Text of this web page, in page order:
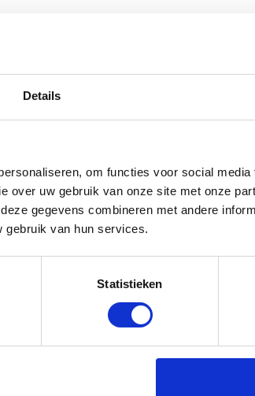
Details
om functies voor social media
over uw gebruik van onze site met onze
gegevens combineren met andere
gebruik van hun services.
Statistieken